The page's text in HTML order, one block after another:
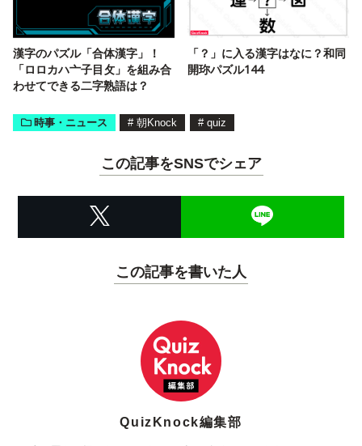
漢字のパズル「合体漢字」！
「ロロカハ亠子目攵」を組み合
わせてできる二字熟語は？
「？」に入る漢字はなに？和同
開珎パズル144
時事・ニュース # 朝Knock # quiz
この記事をSNSでシェア
この記事を書いた人
QuizKnock編集部